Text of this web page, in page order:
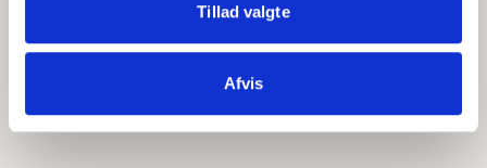
Tillad valgte
Afvis